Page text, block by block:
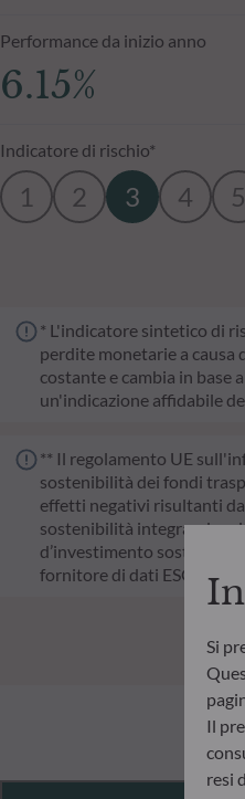
Performance da inizio anno
6.15%
Indicatore di rischio*
1 2 3 4 5
* L'indicatore sintetico di
perdite monetarie a causa
costante e cambia in base
un'indicazione affidabile
** Il regolamento UE
sostenibilità dei fondi
effetti negativi risultanti
sostenibilità integrando
d’investimento
fornitore di dati ESG
Si
Il
resi